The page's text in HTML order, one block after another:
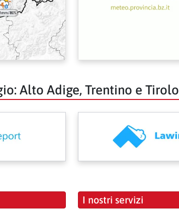
Alto Adige, Trentino e Tirolo
I nostri servizi